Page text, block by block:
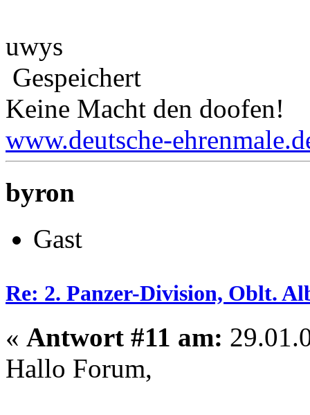
uwys
Gespeichert
Keine Macht den doofen!
www.deutsche-
byron
Gast
Re: 2. Panzer-Division, Oblt.
« Antwort #11 am:
Hallo Forum,